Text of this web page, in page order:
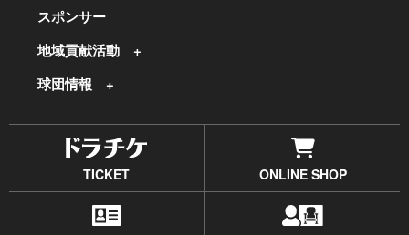
スポンサー
地域貢献活動
球団情報
TICKET ONLINE SHOP